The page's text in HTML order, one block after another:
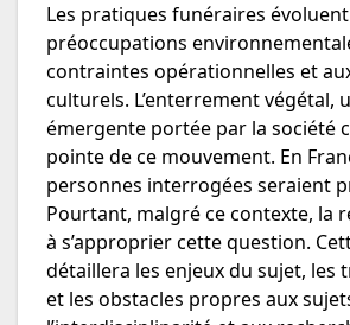
Les pratiques funéraires
préoccupations
contraintes opérationnelles et
culturels. L’enterrement végétal,
émergente portée par la société
pointe de ce mouvement. En
personnes interrogées seraient
Pourtant, malgré ce contexte, la
à s’approprier cette question.
détaillera les enjeux du sujet, les
et les obstacles propres aux